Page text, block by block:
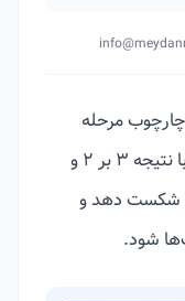
مرحله
یک‌شانزدهم نهایی جام جهانی ۲۰۲۶، با نتیجه ۳ بر ۲ و
را شکست دهد و
شود.